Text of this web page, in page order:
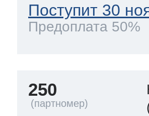
Поступит 30
Предоплата 50%
250